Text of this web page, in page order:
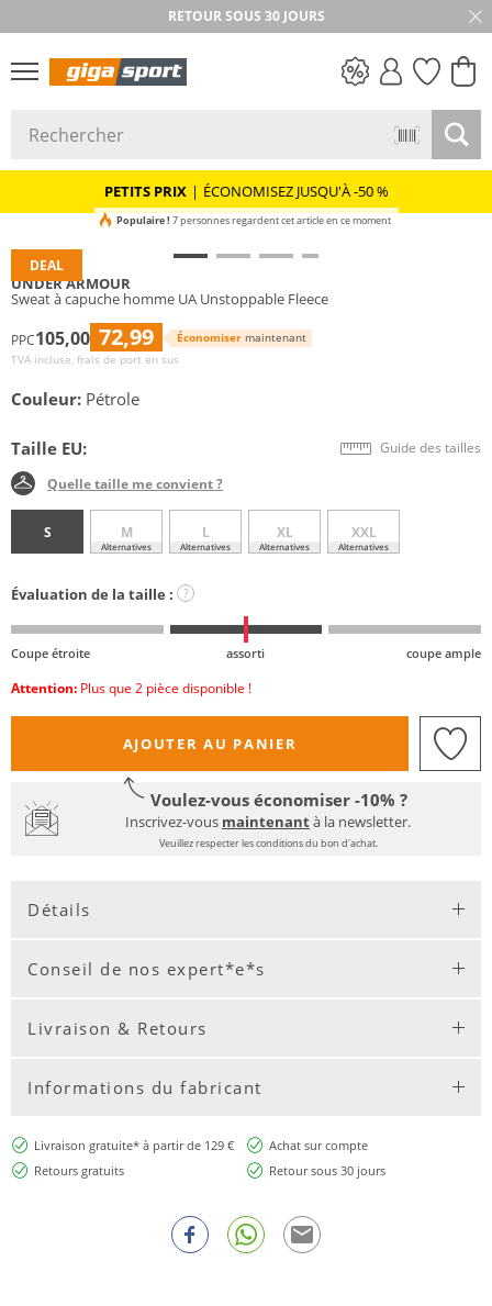
RETOUR SOUS 30 JOURS
PETITS PRIX | ÉCONOMISEZ JUSQU'À -50 %
DEAL
Populaire ! 7 personnes regardent cet article en ce moment
UNDER ARMOUR
Sweat à capuche homme UA Unstoppable Fleece
PPC105,00 72,99 Économiser maintenant
TVA incluse, frais de port en sus
Couleur: Pétrole
Taille EU: Guide des tailles
Quelle taille me convient ?
S M
Alternatives
L
Alternatives
XL
Alternatives
XXL
Alternatives
Évaluation de la taille : ?
Coupe étroite assorti coupe ample
Attention: Plus que 2 pièce disponible !
AJOUTER AU PANIER
Voulez-vous économiser -10% ?
Inscrivez-vous maintenantà la newsletter.
Veuillez respecter les conditions du bon d'achat.
Détails
Conseil de nos expert*e*s
Livraison & Retours
Informations du fabricant
Livraison gratuite* à partir de 129 €
Achat sur compte
Retours gratuits
Retour sous 30 jours